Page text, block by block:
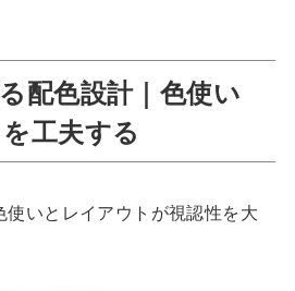
配色設計｜色使い
工夫する
いとレイアウトが視認性を大